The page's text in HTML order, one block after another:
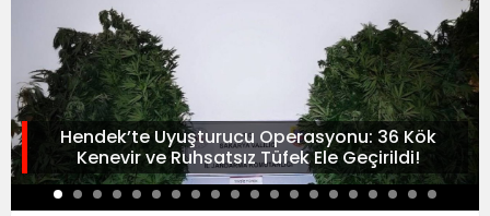
Hendek’te Uyuşturucu Operasyonu: 36 Kök
Kenevir ve Ruhsatsız Tüfek Ele Geçirildi!